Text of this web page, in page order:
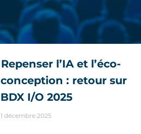
Repenser l’IA et l’éco-
conception : retour sur
BDX I/O 2025
1 décembre 2025